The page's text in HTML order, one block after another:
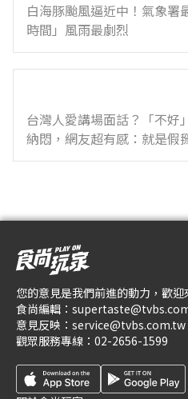
白海豚颱風逼近中！氣象署
時間」風雨最劇烈
台灣人愛講場面話？「不好
納悶，網友超有感：就是假
您的意見是我們前進的動力，歡
食尚編輯：
意見反映： service@tvbs.com.tw
觀眾服務專線： 02-2656-1599